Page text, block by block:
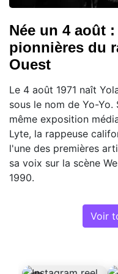
Née un 4 août
pionnières du
Ouest
Le 4 août 1971 naît
sous le nom de Yo-
même exposition
Lyte, la rappeuse
l'une des premières
sa voix sur la scène
1990.
Voir